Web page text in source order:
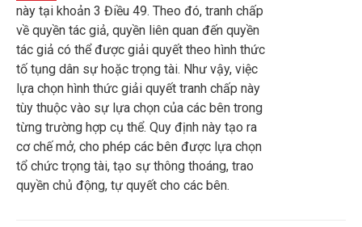
này tại khoản 3 Điều 49. Theo đó, tranh chấp
về quyền tác giả, quyền liên quan đến quyền
tác giả có thể được giải quyết theo hình thức
tố tụng dân sự hoặc trọng tài. Như vậy, việc
lựa chọn hình thức giải quyết tranh chấp này
tùy thuộc vào sự lựa chọn của các bên trong
từng trường hợp cụ thể. Quy định này tạo ra
cơ chế mở, cho phép các bên được lựa chọn
tổ chức trọng tài, tạo sự thông thoáng, trao
quyền chủ động, tự quyết cho các bên.